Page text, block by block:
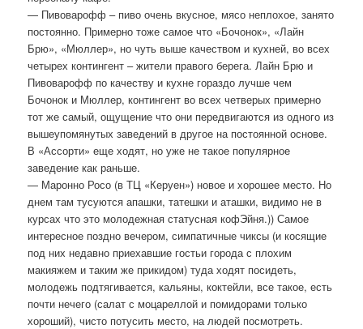
— Пивоварофф – пиво очень вкусное, мясо неплохое, занято
постоянно. Примерно тоже самое что «Бочонок», «Лайн
Брю», «Мюллер», но чуть выше качеством и кухней, во всех
четырех контингент – жители правого берега. Лайн Брю и
Пивоварофф по качеству и кухне гораздо лучше чем
Бочонок и Мюллер, контингент во всех четверых примерно
тот же самый, ощущение что они передвигаются из одного из
вышеупомянутых заведений в другое на постоянной основе.
В «Ассорти» еще ходят, но уже не такое популярное
заведение как раньше.
— Маронно Росо (в ТЦ «Керуен») новое и хорошее место. Но
днем там тусуются апашки, татешки и аташки, видимо не в
курсах что это молодежная статусная кофЭйня.)) Самое
интересное поздно вечером, симпатичные чиксы (и косящие
под них недавно приехавшие гостьи города с плохим
макияжем и таким же прикидом) туда ходят посидеть,
молодежь подтягивается, кальяны, коктейли, все такое, есть
почти нечего (салат с моцареллой и помидорами только
хороший), чисто потусить место, на людей посмотреть.